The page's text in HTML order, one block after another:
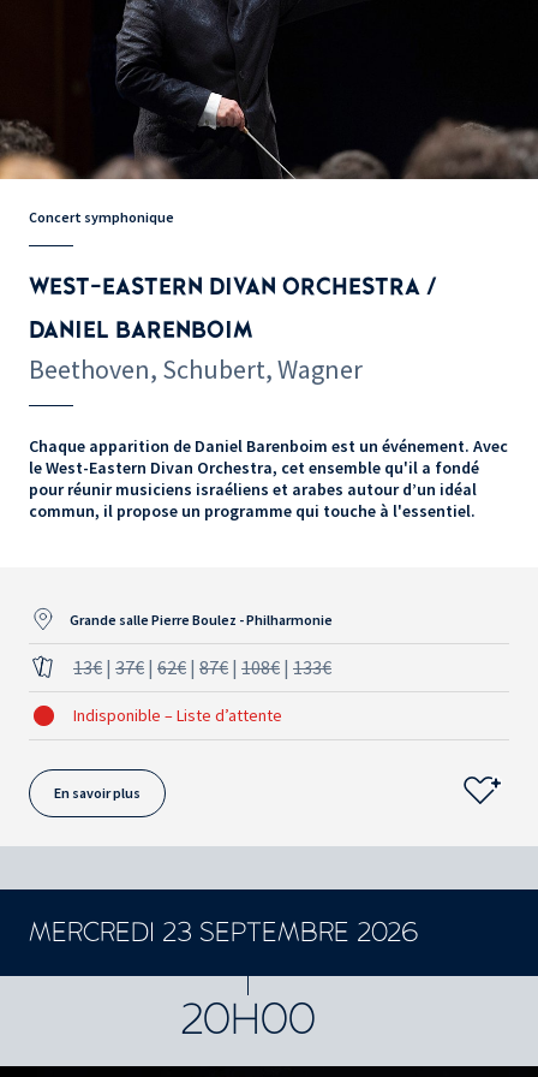
Concert symphonique
WEST-EASTERN DIVAN ORCHESTRA /
DANIEL BARENBOIM
Beethoven, Schubert, Wagner
Chaque apparition de Daniel Barenboim est un événement. Avec
le West-Eastern Divan Orchestra, cet ensemble qu'il a fondé
pour réunir musiciens israéliens et arabes autour d’un idéal
commun, il propose un programme qui touche à l'essentiel.
Grande salle Pierre Boulez - Philharmonie
13€ | 37€ | 62€ | 87€ | 108€ | 133€
Indisponible – Liste d’attente
En savoir plus
MERCREDI 23 SEPTEMBRE 2026
20H00